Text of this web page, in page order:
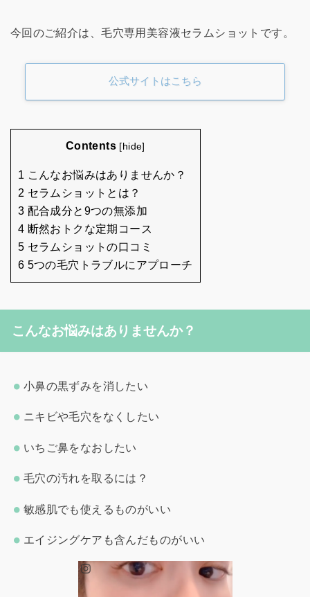
今回のご紹介は、毛穴専用美容液セラムショットです。
公式サイトはこちら
Contents [hide]
1 こんなお悩みはありませんか？
2 セラムショットとは？
3 配合成分と9つの無添加
4 断然おトクな定期コース
5 セラムショットの口コミ
6 5つの毛穴トラブルにアプローチ
こんなお悩みはありませんか？
小鼻の黒ずみを消したい
ニキビや毛穴をなくしたい
いちご鼻をなおしたい
毛穴の汚れを取るには？
敏感肌でも使えるものがいい
エイジングケアも含んだものがいい